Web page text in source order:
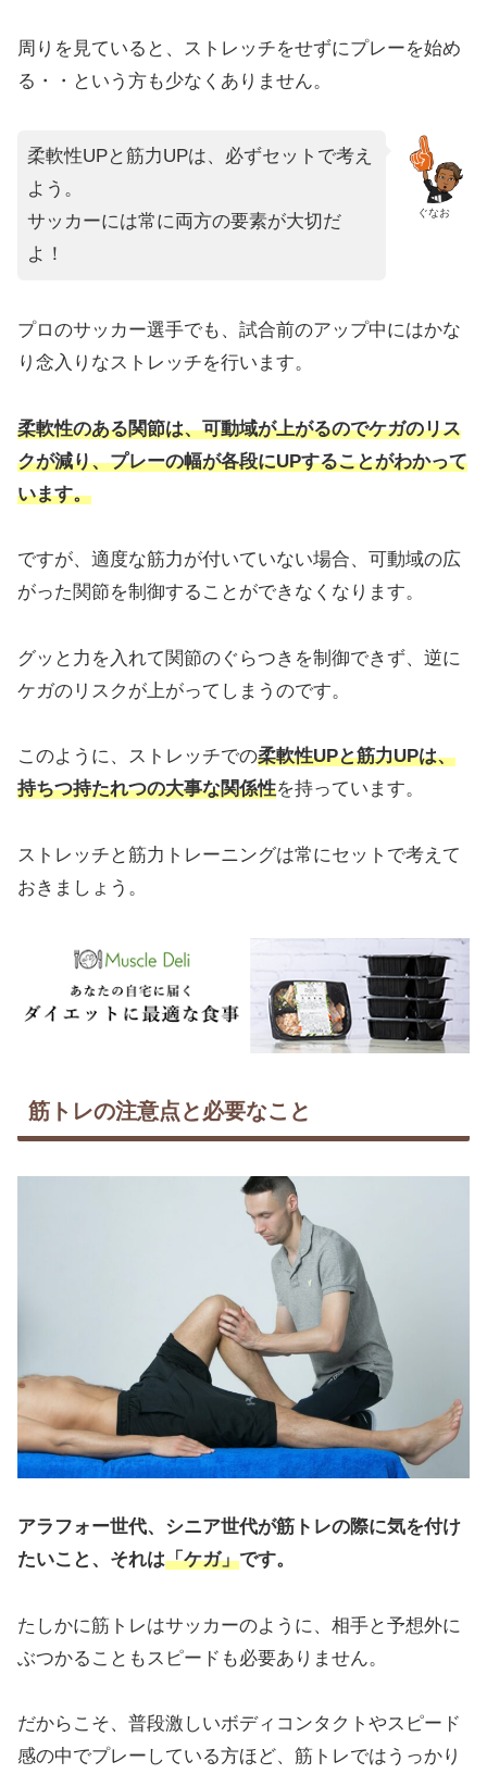
周りを見ていると、ストレッチをせずにプレーを始め
る・・という方も少なくありません。
ぐなお
柔軟性UPと筋力UPは、必ずセットで考え
よう。
サッカーには常に両方の要素が大切だ
よ！
プロのサッカー選手でも、試合前のアップ中にはかな
り念入りなストレッチを行います。
柔軟性のある関節は、可動域が上がるのでケガのリス
クが減り、プレーの幅が各段にUPすることがわかって
います。
ですが、適度な筋力が付いていない場合、可動域の広
がった関節を制御することができなくなります。
グッと力を入れて関節のぐらつきを制御できず、逆に
ケガのリスクが上がってしまうのです。
このように、ストレッチでの柔軟性UPと筋力UPは、
持ちつ持たれつの大事な関係性を持っています。
ストレッチと筋力トレーニングは常にセットで考えて
おきましょう。
筋トレの注意点と必要なこと
アラフォー世代、シニア世代が筋トレの際に気を付け
たいこと、それは「ケガ」です。
たしかに筋トレはサッカーのように、相手と予想外に
ぶつかることもスピードも必要ありません。
だからこそ、普段激しいボディコンタクトやスピード
感の中でプレーしている方ほど、筋トレではうっかり